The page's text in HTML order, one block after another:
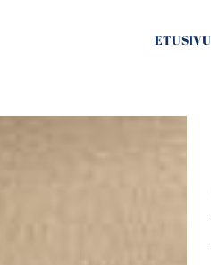
ETUSIVU